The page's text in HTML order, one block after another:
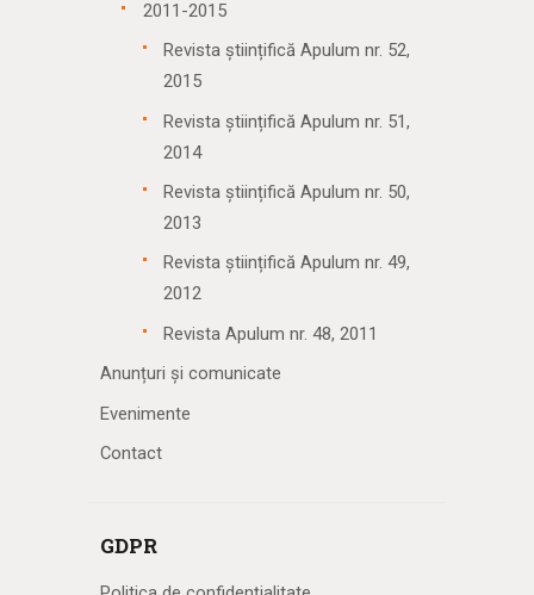
2011-2015
Revista științifică Apulum nr. 52,
2015
Revista științifică Apulum nr. 51,
2014
Revista științifică Apulum nr. 50,
2013
Revista științifică Apulum nr. 49,
2012
Revista Apulum nr. 48, 2011
Anunțuri și comunicate
Evenimente
Contact
GDPR